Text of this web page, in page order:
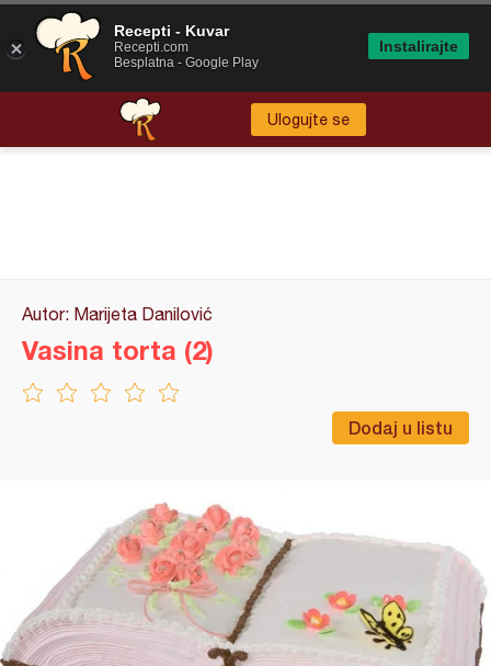
Ulogujte se
Autor: Marijeta Danilović
Dodaj u listu
Vasina torta (2)
Recepti - Kuvar
Recepti.com
Besplatna - Google Play
Instalirajte